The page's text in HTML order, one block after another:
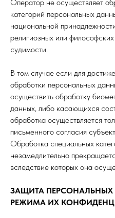
Оператор не осуществляет
категорий персональных
национальной
религиозных или
судимости.
В том случае если для
обработки персональных
осуществить обработку
данных, либо касающихся
обработка осуществляется
письменного согласия
Обработка специальных
незамедлительно
вследствие которых она
ЗАЩИТА ПЕРСОНАЛЬНЫХ
РЕЖИМА ИХ